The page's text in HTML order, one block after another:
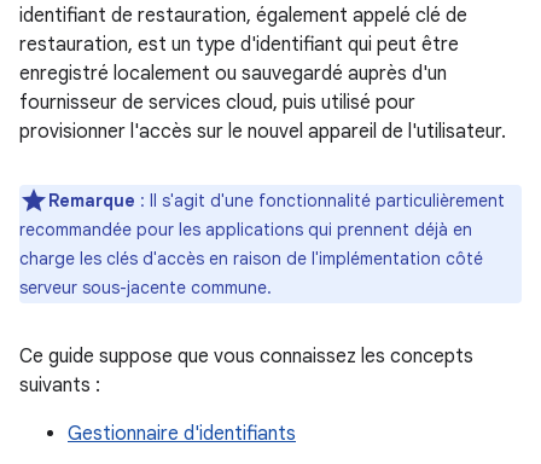
identifiant de restauration, également appelé clé de
restauration, est un type d'identifiant qui peut être
enregistré localement ou sauvegardé auprès d'un
fournisseur de services cloud, puis utilisé pour
provisionner l'accès sur le nouvel appareil de l'utilisateur.
Remarque : Il s'agit d'une fonctionnalité particulièrement
recommandée pour les applications qui prennent déjà en
charge les clés d'accès en raison de l'implémentation côté
serveur sous-jacente commune.
Ce guide suppose que vous connaissez les concepts
suivants :
Gestionnaire d'identifiants